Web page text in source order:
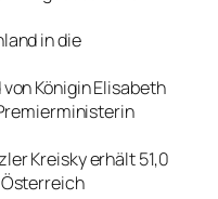
in die
Königin Elisabeth
Kreisky erhält 51,0